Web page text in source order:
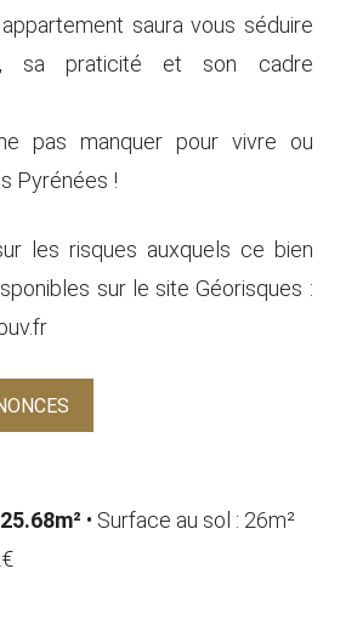
saura vous séduire
sa praticité et son cadre
pas manquer pour vivre ou
Pyrénées !
les risques auxquels ce bien
sur le site Géorisques :
25.68m² • Surface au sol : 26m²